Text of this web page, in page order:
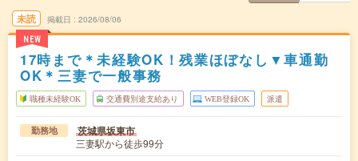
未読
NEW
掲載日 2026/08/06
17時まで＊未経験OK！残業ほぼなし▼車通勤
OK＊三妻で一般事務
職種未経験OK 交通費別途支給あり WEB登録OK 派遣
勤務地 茨城県坂東市
三妻駅から徒歩99分